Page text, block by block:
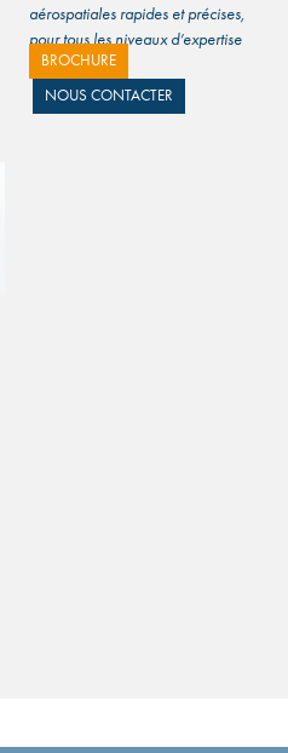
aérospatiales rapides et précises,
pour tous les niveaux d’expertise
(suite…)
BROCHURE
NOUS CONTACTER